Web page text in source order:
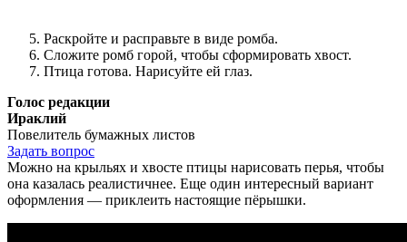
Раскройте и расправьте в виде ромба.
Сложите ромб горой, чтобы сформировать хвост.
Птица готова. Нарисуйте ей глаз.
Голос редакции
Ираклий
Повелитель бумажных листов
Задать вопрос
Можно на крыльях и хвосте птицы нарисовать перья, чтобы
она казалась реалистичнее. Еще один интересный вариант
оформления — приклеить настоящие пёрышки.